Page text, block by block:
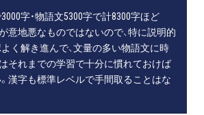
字・物語文5300字で計8300字ほど
が意地悪なものではないので、特に説明的
く解き進んで、文量の多い物語文に時
それまでの学習で十分に慣れておけば
漢字も標準レベルで手間取ることはな